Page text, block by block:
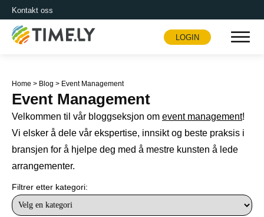
Kontakt oss
Timely
LOGIN
Home > Blog > Event Management
Event Management
Velkommen til vår bloggseksjon om event management!
Vi elsker å dele vår ekspertise, innsikt og beste praksis i
bransjen for å hjelpe deg med å mestre kunsten å lede
arrangementer.
Filtrer etter kategori: